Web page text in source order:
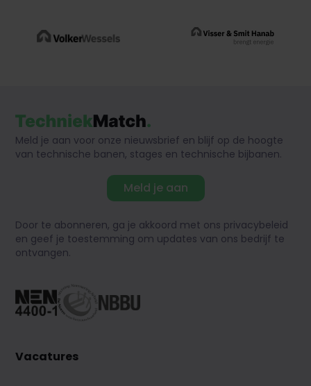
Meld je aan voor onze nieuwsbrief en blijf op de hoogte
van technische banen, stages en technische bijbanen.
Meld je aan
Door te abonneren, ga je akkoord met ons privacybeleid
en geef je toestemming om updates van ons bedrijf te
ontvangen.
Vacatures